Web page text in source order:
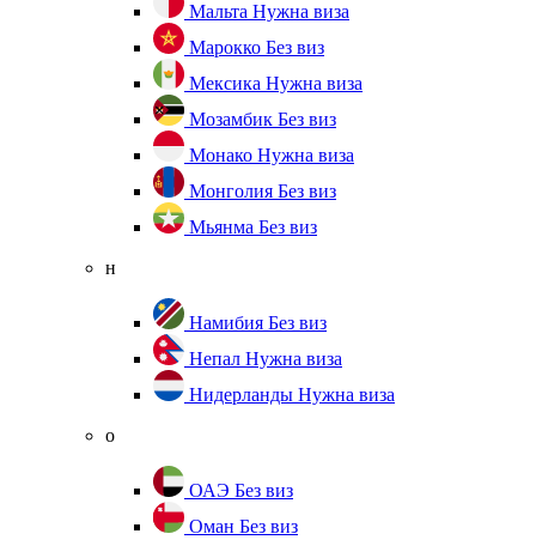
Мальта Нужна виза
Марокко Без виз
Мексика Нужна виза
Мозамбик Без виз
Монако Нужна виза
Монголия Без виз
Мьянма Без виз
н
Намибия Без виз
Непал Нужна виза
Нидерланды Нужна виза
о
ОАЭ Без виз
Оман Без виз